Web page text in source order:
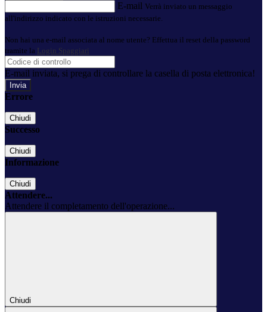
E-mail Verrà inviato un messaggio
all'indirizzo indicato con le istruzioni necessarie.
Non hai una e-mail associata al nome utente? Effettua il reset della password
tramite la Login Spaggiari
E-mail inviata, si prega di controllare la casella di posta elettronica!
Errore
Chiudi
Successo
Chiudi
Informazione
Chiudi
Attendere...
Attendere il completamento dell'operazione...
Chiudi